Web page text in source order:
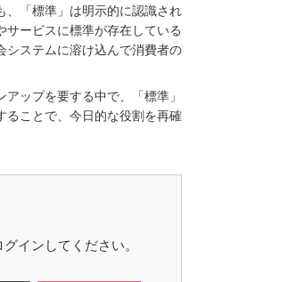
、「標準」は明示的に認識され
ービスに標準が存在している
システムに溶け込んで消費者の
ップを要する中で、「標準」
ることで、今日的な役割を再確
インしてください。